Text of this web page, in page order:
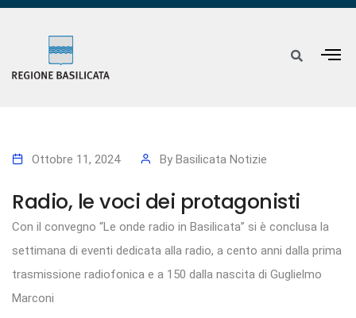
Ottobre 11, 2024 By Basilicata Notizie
Radio, le voci dei protagonisti
Con il convegno “Le onde radio in Basilicata” si è conclusa la
settimana di eventi dedicata alla radio, a cento anni dalla prima
trasmissione radiofonica e a 150 dalla nascita di Guglielmo
Marconi